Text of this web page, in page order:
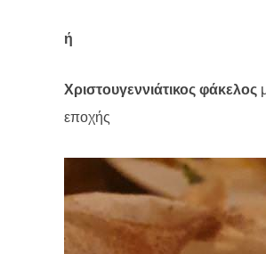
ή
Χριστουγεννιάτικος φάκελος
εποχής